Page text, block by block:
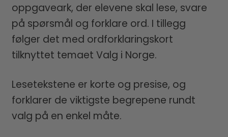
oppgaveark, der elevene skal lese, svare
på spørsmål og forklare ord. I tillegg
følger det med ordforklaringskort
tilknyttet temaet Valg i Norge.
Lesetekstene er korte og presise, og
forklarer de viktigste begrepene rundt
valg på en enkel måte.